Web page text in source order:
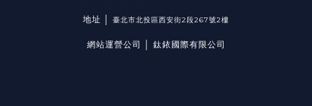
地址 │ 臺北市北投區西安街2段267號2樓
網站運營公司 │ 鈦銥國際有限公司